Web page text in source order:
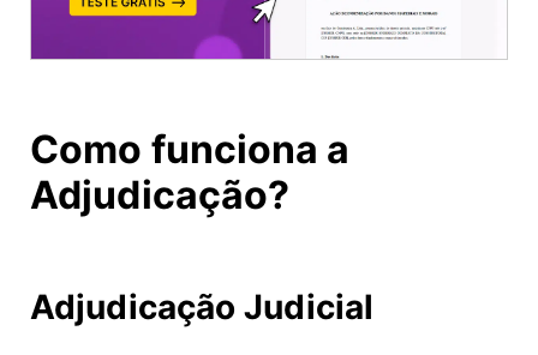
Como funciona a
Adjudicação?
Adjudicação Judicial